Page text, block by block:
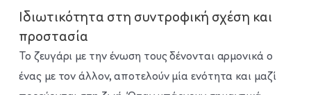
Ιδιωτικότητα στη συντροφική σχέση και
προστασία
Το ζευγάρι με την ένωση τους δένονται αρμονικά ο
ένας με τον άλλον, αποτελούν μία ενότητα και μαζί